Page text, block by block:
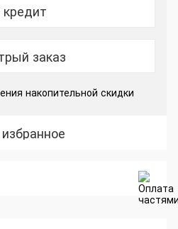
кредит
заказ
накопительной скидки